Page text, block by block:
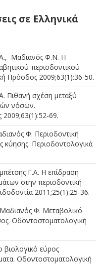
σε Ελληνικά
Μαδιανός Φ.Ν. Η
περιοδοντικού
Πρόοδος 2009;63(1):36-50.
Πιθανή σχέση μεταξύ
νόσων.
69.
Φ. Περιοδοντική
κύησης. Περιοδοντολογικά
Γ.Α. Η επίδραση
στην περιοδοντική
2011;25(1):25-36.
Φ. Μεταβολικό
Οδοντοστοματολογική
εύρος
Οδοντοστοματολογική